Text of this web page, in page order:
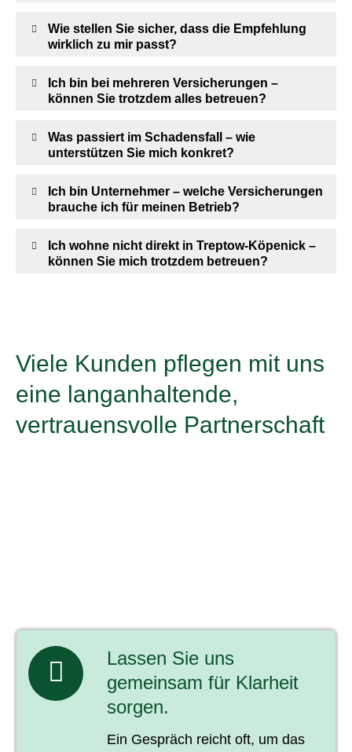
Wie stellen Sie sicher, dass die Empfehlung
wirklich zu mir passt?
Ich bin bei mehreren Versicherungen –
können Sie trotzdem alles betreuen?
Was passiert im Schadensfall – wie
unterstützen Sie mich konkret?
Ich bin Unternehmer – welche Versicherungen
brauche ich für meinen Betrieb?
Ich wohne nicht direkt in Treptow-Köpenick –
können Sie mich trotzdem betreuen?
Viele Kunden pflegen mit uns
eine langanhaltende,
vertrauensvolle Partnerschaft
Lassen Sie uns
gemeinsam für Klarheit
sorgen.
Ein Gespräch reicht oft, um das